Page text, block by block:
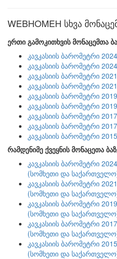
WEBHOMEH სხვა
ერთი გამოკითხვის მონაცემთა
კავკასიის ბარომეტრი
კავკასიის ბარომეტრი
კავკასიის ბარომეტრი
კავკასიის ბარომეტრი
კავკასიის ბარომეტრი
კავკასიის ბარომეტრი
კავკასიის ბარომეტრი
კავკასიის ბარომეტრი
კავკასიის ბარომეტრი
რამდენიმე ქვეყნის მონაცეთა
კავკასიის ბარომეტრი
(სომხეთი და
კავკასიის ბარომეტრი
(სომხეთი და
კავკასიის ბარომეტრი
(სომხეთი და
კავკასიის ბარომეტრი
(სომხეთი და
კავკასიის ბარომეტრი
(სომხეთი და